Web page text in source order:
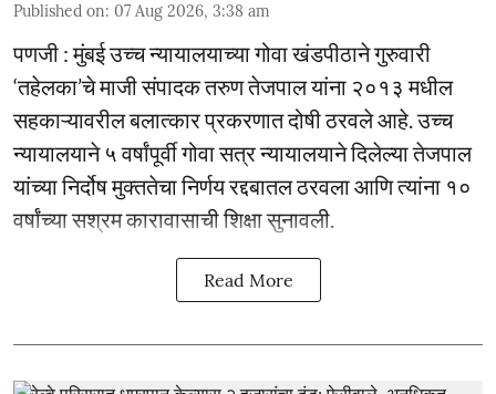
Published on: 07 Aug 2026, 3:38 am
पणजी : मुंबई उच्च न्यायालयाच्या गोवा खंडपीठाने गुरुवारी
‘तहेलका’चे माजी संपादक तरुण तेजपाल यांना २०१३ मधील
सहकाऱ्यावरील बलात्कार प्रकरणात दोषी ठरवले आहे. उच्च
न्यायालयाने ५ वर्षांपूर्वी गोवा सत्र न्यायालयाने दिलेल्या तेजपाल
यांच्या निर्दोष मुक्ततेचा निर्णय रद्दबातल ठरवला आणि त्यांना १०
वर्षांच्या सश्रम कारावासाची शिक्षा सुनावली.
Read More